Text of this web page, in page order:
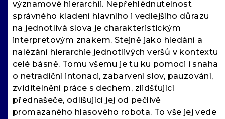
významové hierarchii. Nepřehlédnutelnost
správného kladení hlavního i vedlejšího důrazu
na jednotlivá slova je charakteristickým
interpretovým znakem. Stejně jako hledání a
nalézání hierarchie jednotlivých veršů v kontextu
celé básně. Tomu všemu je tu ku pomoci i snaha
o netradiční intonaci, zabarvení slov, pauzování,
zviditelnění práce s dechem, zlidšťující
přednašeče, odlišující jej od pečlivě
promazaného hlasového robota. To vše jej vede